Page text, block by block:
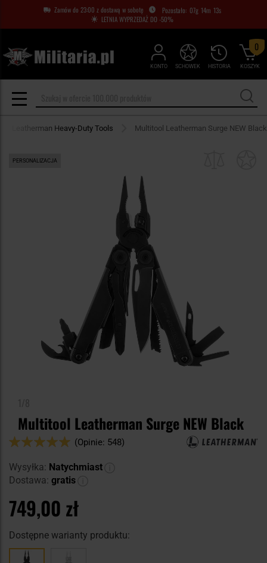
Zamów do 23:00 z dostawą w sobotę 07g 14m 13s
LETNIA WYPRZEDAŻ DO -50%
KONTO HISTORIA
SCHOWEK KOSZYK
0
Leatherman Heavy-Duty Tools Multitool Leatherman Surge NEW Black
PERSONALIZACJA
Multitool Leatherman Surge NEW Black
Ocena:
(Opinie: 548)
Wysyłka: Natychmiast
Dostawa: gratis
749,00 zł
Dostępne warianty produktu: